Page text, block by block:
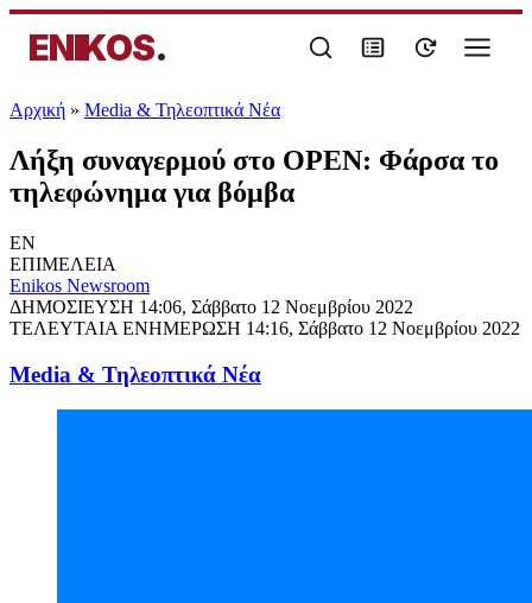
ENIKOS.
Αρχική » Media & Τηλεοπτικά Νέα
Λήξη συναγερμού στο OPEN: Φάρσα το
τηλεφώνημα για βόμβα
EN
ΕΠΙΜΕΛΕΙΑ
Enikos Newsroom
ΔΗΜΟΣΙΕΥΣΗ 14:06, Σάββατο 12 Νοεμβρίου 2022
ΤΕΛΕΥΤΑΙΑ ΕΝΗΜΕΡΩΣΗ 14:16, Σάββατο 12 Νοεμβρίου 2022
Media & Τηλεοπτικά Νέα